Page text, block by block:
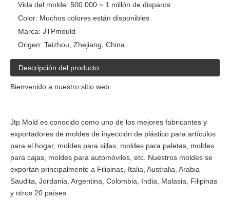
Vida del molde: 500.000 ~ 1 millón de disparos
Color: Muchos colores están disponibles
Marca: JTPmould
Origen: Taizhou, Zhejiang, China
Descripción del producto
Bienvenido a nuestro sitio web
Jtp Mold es conocido como uno de los mejores fabricantes y
exportadores de moldes de inyección de plástico para artículos
para el hogar, moldes para sillas, moldes para paletas, moldes
para cajas, moldes para automóviles, etc. Nuestros moldes se
exportan principalmente a Filipinas, Italia, Australia, Arabia
Saudita, Jordania, Argentina, Colombia, India, Malasia, Filipinas
y otros 20 países.